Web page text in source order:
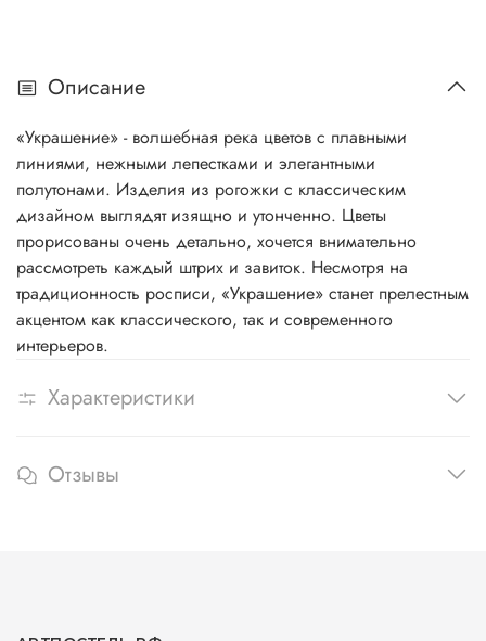
Описание
«Украшение» - волшебная река цветов с плавными
линиями, нежными лепестками и элегантными
полутонами. Изделия из рогожки с классическим
дизайном выглядят изящно и утонченно. Цветы
прорисованы очень детально, хочется внимательно
рассмотреть каждый штрих и завиток. Несмотря на
традиционность росписи, «Украшение» станет прелестным
акцентом как классического, так и современного
интерьеров.
Характеристики
Отзывы